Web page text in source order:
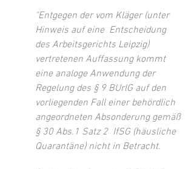
"Entgegen der vom Kläger (unter
Hinweis auf eine  Entscheidung
des Arbeitsgerichts Leipzig)
vertretenen Auffassung kommt
eine analoge Anwendung der
Regelung des § 9 BUrlG auf den
vorliegenden Fall einer behördlich
angeordneten Absonderung gemäß
§ 30 Abs.1 Satz 2  IfSG (häusliche
Quarantäne) nicht in Betracht.